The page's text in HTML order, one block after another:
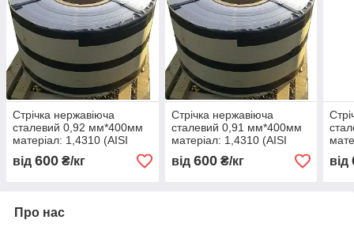
Стрічка нержавіюча
сталевий 0,92 мм*400мм
матеріал: 1,4310 (AISI
301, 12Х18Н9 )
нагартована (тверда)
від 600 ₴/кг
Стрічка нержавіюча
сталевий 0,91 мм*400мм
матеріал: 1,4310 (AISI
301, 12Х18Н9 )
нагартована (тверда)
від 600₴/кг від
Про нас